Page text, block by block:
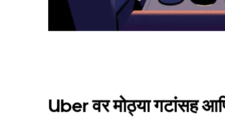
Uber वर मोठ्या गटांसह